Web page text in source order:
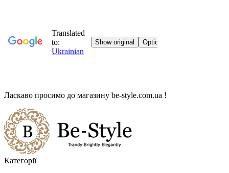
Ласкаво просимо до магазину be-style.com.ua !
Категорії